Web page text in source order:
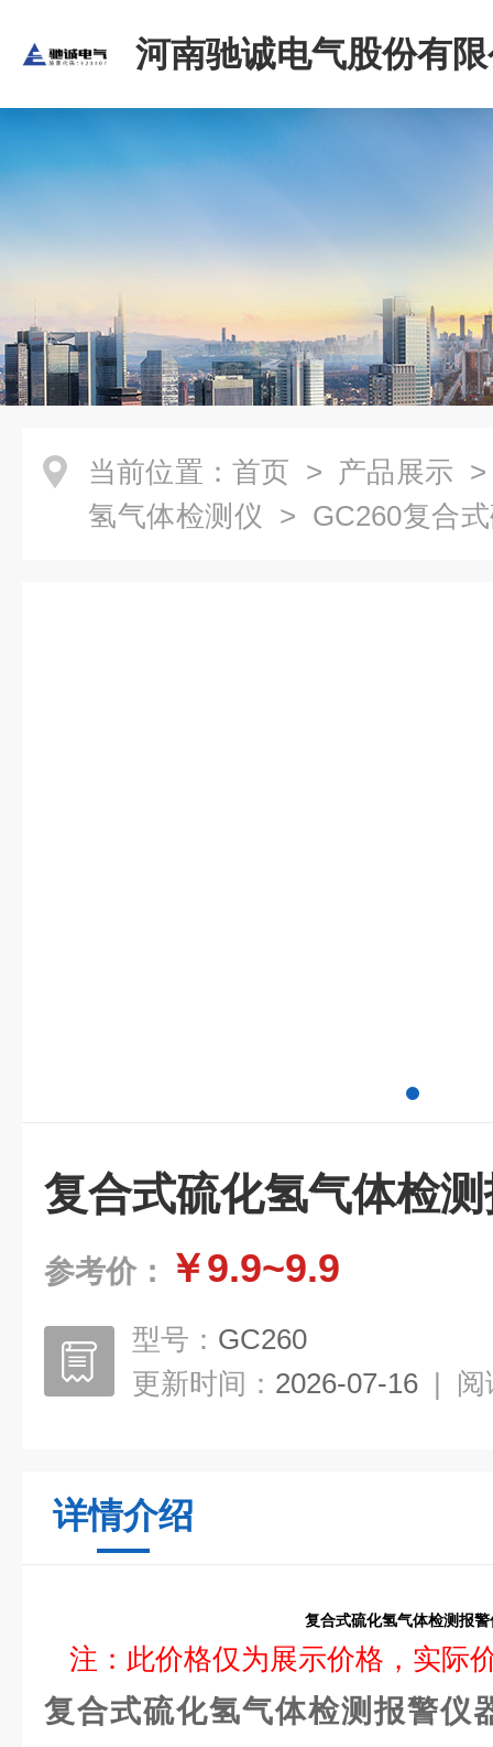
河南驰诚电气股份有
当前位置： 首页 > 产品展示
氢气体检测仪 > GC260复合
复合式硫化氢气体检
参考价： ￥9.9~9.9
型号： GC260
更新时间： 2026-07-16 | 阅
详情介绍
复合式硫化氢气体检测报警
注：此价格仅为展示价格，实际
复合式硫化氢气体检测报警仪